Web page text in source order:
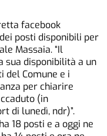
facebook
posti disponibili per
Massaia. “Il
sua disponibilità a un
del Comune e i
per chiarire
(in
di lunedì, ndr)”.
18 posti e a oggi ne